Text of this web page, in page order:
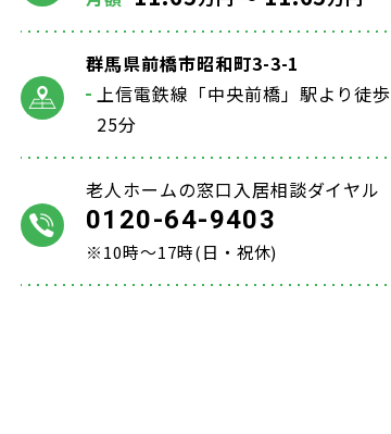
群馬県前橋市昭和町3-3-1
上信電鉄線「中央前橋」駅より徒歩
25分
老人ホームの窓口入居相談ダイヤル
0120-64-9403
※10時～17時(日・祝休)